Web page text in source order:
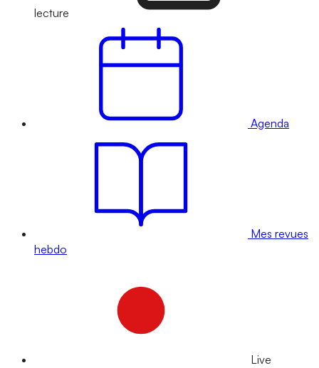
lecture
Agenda
Mes revues
hebdo
Live